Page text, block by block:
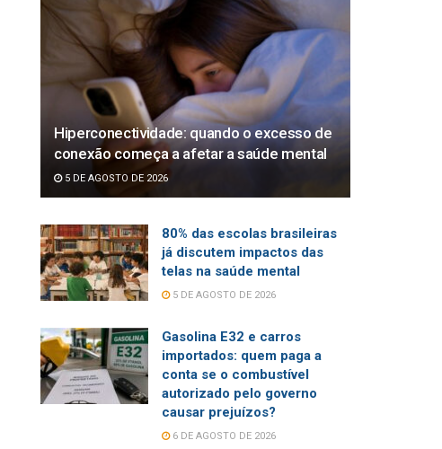
Hiperconectividade: quando o excesso de
conexão começa a afetar a saúde mental
5 DE AGOSTO DE 2026
80% das escolas brasileiras
já discutem impactos das
telas na saúde mental
5 DE AGOSTO DE 2026
Gasolina E32 e carros
importados: quem paga a
conta se o combustível
autorizado pelo governo
causar prejuízos?
6 DE AGOSTO DE 2026